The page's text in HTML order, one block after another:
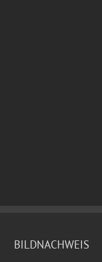
BILDNACHWEIS